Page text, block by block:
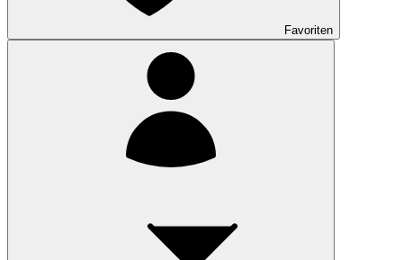
Favoriten